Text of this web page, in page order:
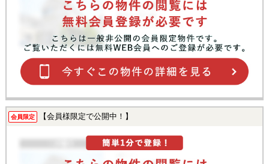
会員限定 【会員様限定で公開中！】